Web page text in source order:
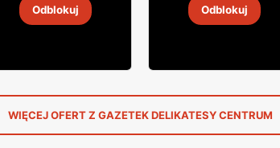
19 sie 2026
Odblokuj
19 sie 2026
Odblokuj
WIĘCEJ OFERT Z GAZETEK DELIKATESY CENTRUM